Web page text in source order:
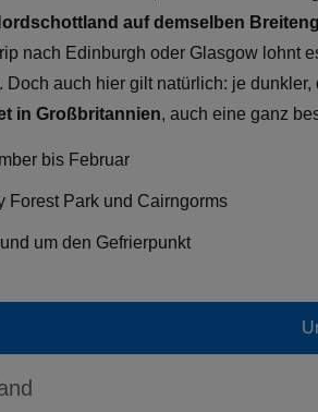
auf demselben
nach Edinburgh oder Glasgow lohnt
Doch auch hier gilt natürlich: je
in Großbritannien, auch eine ganz
bis Februar
Forest Park und Cairngorms
um den Gefrierpunkt